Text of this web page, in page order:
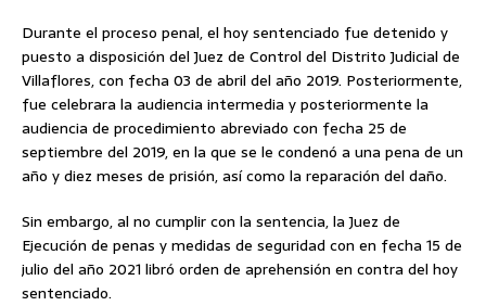
Durante el proceso penal, el hoy sentenciado fue detenido y
puesto a disposición del Juez de Control del Distrito Judicial de
Villaflores, con fecha 03 de abril del año 2019. Posteriormente,
fue celebrara la audiencia intermedia y posteriormente la
audiencia de procedimiento abreviado con fecha 25 de
septiembre del 2019, en la que se le condenó a una pena de un
año y diez meses de prisión, así como la reparación del daño.
Sin embargo, al no cumplir con la sentencia, la Juez de
Ejecución de penas y medidas de seguridad con en fecha 15 de
julio del año 2021 libró orden de aprehensión en contra del hoy
sentenciado.